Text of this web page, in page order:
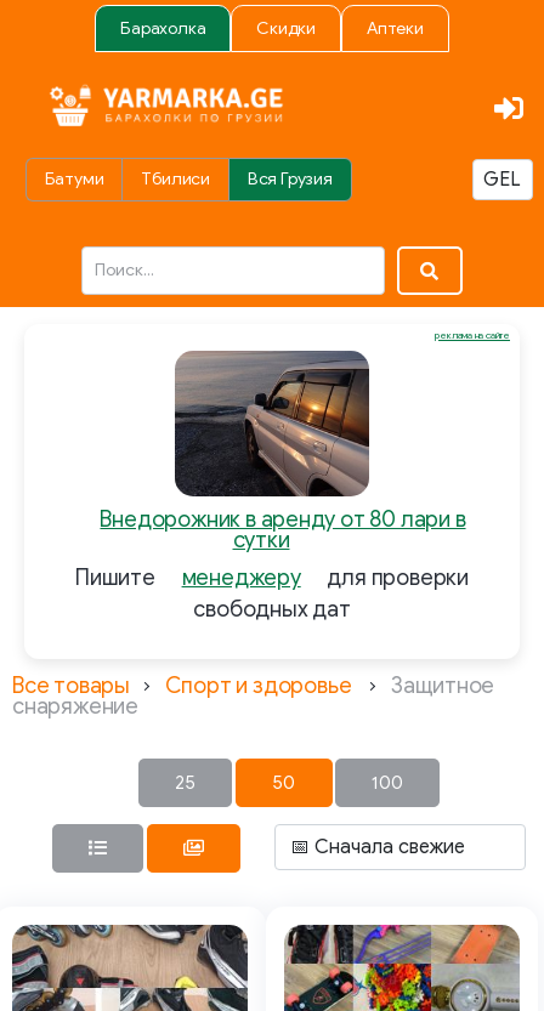
Барахолка Скидки Аптеки
Батуми Тбилиси Вся Грузия
Внедорожник в аренду от 80 лари в
сутки
Пишите
менеджеру
для проверки
свободных дат
реклама на сайте
Все товары Спорт и здоровье Защитное
снаряжение
25 50 100